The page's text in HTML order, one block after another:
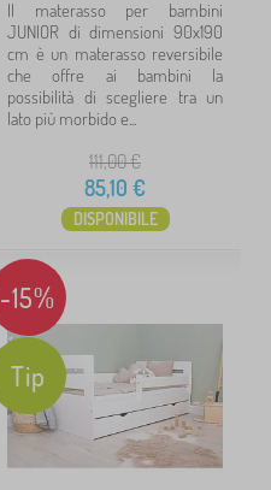
Il materasso per bambini
JUNIOR di dimensioni 90x190
cm è un materasso reversibile
che offre ai bambini la
possibilità di scegliere tra un
lato più morbido e...
111,00€
85,10 €
DISPONIBILE
-15%
Tip